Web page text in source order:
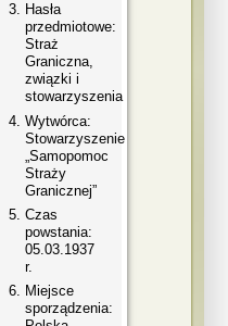
Hasła
przedmiotowe:
Straż
Graniczna,
związki i
stowarzyszenia
Wytwórca:
Stowarzyszenie
„Samopomoc
Straży
Granicznej”
Czas
powstania:
05.03.1937
r.
Miejsce
sporządzenia: